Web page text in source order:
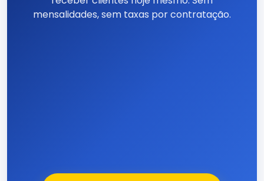
mensalidades, sem taxas por contratação.